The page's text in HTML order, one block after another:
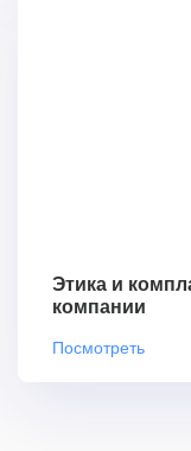
Этика и
компании
Посмотреть